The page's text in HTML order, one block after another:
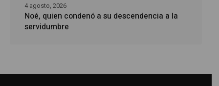
Noé, quien condenó a su descendencia a la
servidumbre
4 agosto, 2026